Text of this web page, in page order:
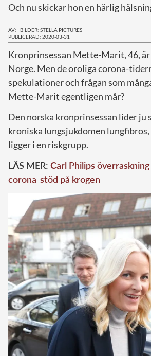
Och nu skickar hon en härlig
AV: | BILDER: STELLA PICTURES
PUBLICERAD: 2020-03-31
Kronprinsessan Mette-Marit, 46,
Norge. Men de oroliga corona-
spekulationer och frågan som
Mette-Marit egentligen mår?
Den norska kronprinsessan lider ju
kroniska lungsjukdomen
ligger i en riskgrupp.
LÄS MER: Carl Philips
corona-stöd på krogen